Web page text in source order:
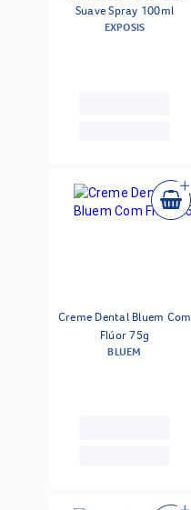
Suave Spray 100ml
EXPOSIS
Creme Dental Bluem Com
Flúor 75g
BLUEM